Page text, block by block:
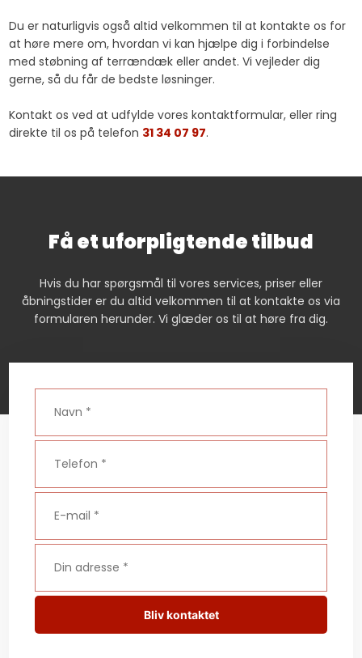
Du er naturligvis også altid velkommen til at kontakte os for
at høre mere om, hvordan vi kan hjælpe dig i forbindelse
med støbning af terrændæk eller andet. Vi vejleder dig
gerne, så du får de bedste løsninger.
Kontakt os ved at udfylde vores kontaktformular, eller ring
direkte til os på telefon 31 34 07 97.​
Få et uforpligtende tilbud
Hvis du har spørgsmål til vores services, priser eller
åbningstider er du altid velkommen til at kontakte os via
formularen herunder. Vi glæder os til at høre fra dig.